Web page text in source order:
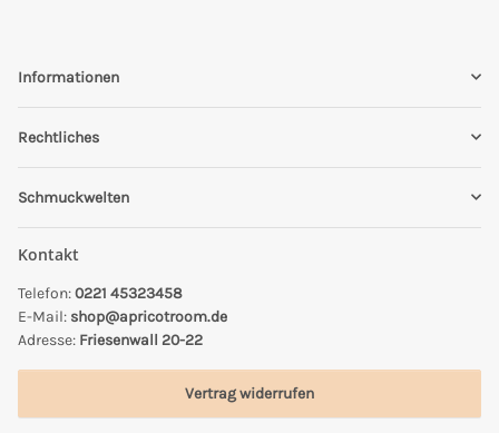
Informationen
Rechtliches
Schmuckwelten
Kontakt
Telefon:0221 45323458
E-Mail: shop@apricotroom.de
Adresse: Friesenwall 20-22
Vertrag widerrufen